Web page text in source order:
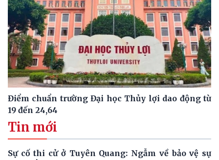
Điểm chuẩn trường Đại học Thủy lợi dao động từ
19 đến 24,64
Tin mới
Sự cố thi cử ở Tuyên Quang: Ngẫm về bảo vệ sự